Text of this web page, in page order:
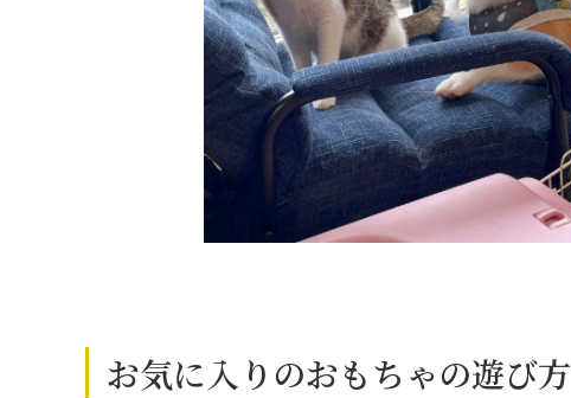
お気に入りのおもちゃの遊び方